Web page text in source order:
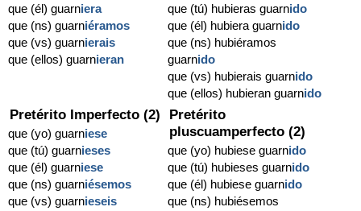
que (él) guarniera
que (ns) guarniéramos
que (vs) guarnierais
que (ellos) guarnieran
que (tú) hubieras guarnido
que (él) hubiera guarnido
que (ns) hubiéramos
guarnido
que (vs) hubierais guarnido
que (ellos) hubieran guarnido
Pretérito Imperfecto (2)
que (yo) guarniese
que (tú) guarnieses
que (él) guarniese
que (ns) guarniésemos
que (vs) guarnieseis
Pretérito
pluscuamperfecto (2)
que (yo) hubiese guarnido
que (tú) hubieses guarnido
que (él) hubiese guarnido
que (ns) hubiésemos